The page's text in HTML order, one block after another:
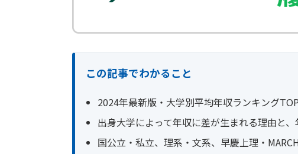
この記事でわかること
2024年最新版・大学別平均年収ランキング
出身大学によって年収に差が生まれる理由と
国公立・私立、理系・文系、早慶上理・